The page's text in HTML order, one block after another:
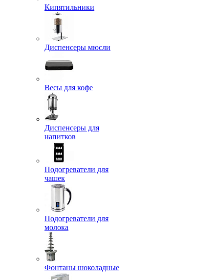
Кипятильники
Диспенсеры мюсли
Весы для кофе
Диспенсеры для
напитков
Подогреватели для
чашек
Подогреватели для
молока
Фонтаны шоколадные